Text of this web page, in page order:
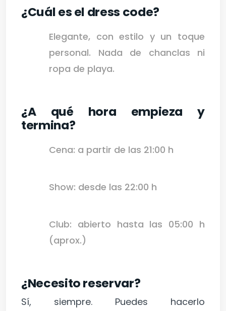
¿Cuál es el dress code?
Elegante, con estilo y un toque
personal. Nada de chanclas ni
ropa de playa.
¿A qué hora empieza y
termina?
Cena: a partir de las 21:00 h
Show: desde las 22:00 h
Club: abierto hasta las 05:00 h
(aprox.)
¿Necesito reservar?
Sí, siempre. Puedes hacerlo